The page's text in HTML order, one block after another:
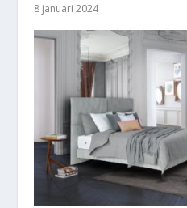
8 januari 2024